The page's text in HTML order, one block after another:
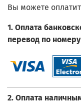
Вы можете
1. Оплата
перевод по
2. Оплата